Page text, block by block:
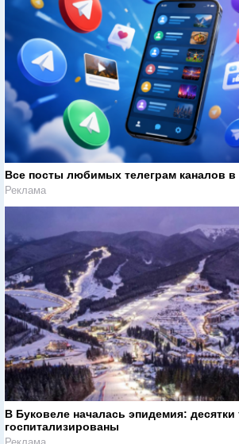
Все посты любимых телеграм каналов в
Реклама
В Буковеле началась эпидемия: десятки
госпитализированы